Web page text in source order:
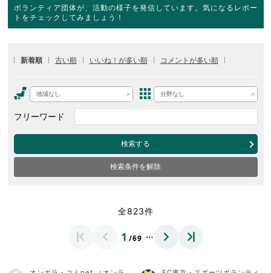
ボランティア団体が、活動の様子を発信しています。気になるレポー
トをチェックしてみましょう！
新着順 古い順 いいね！が多い順 コメントが多い順
地域なし 分野なし
フリーワード
検索する
検索条件を解除
全823件
1 /69 …